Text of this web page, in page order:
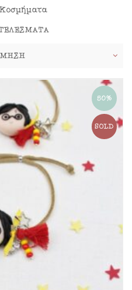
Κοσμήματα
50%
SOLD